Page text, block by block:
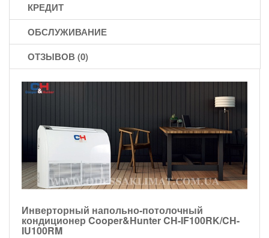
КРЕДИТ
ОБСЛУЖИВАНИЕ
ОТЗЫВОВ (0)
Инверторный напольно-потолочный
кондиционер Cooper&Hunter CH-IF100RK/CH-
IU100RM